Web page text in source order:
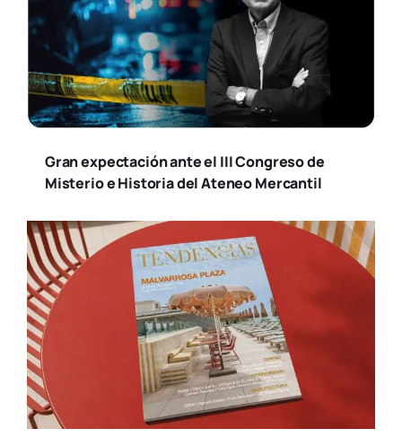
Gran expectación ante el III Congreso de
Misterio e Historia del Ateneo Mercantil